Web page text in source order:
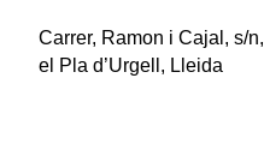
Carrer, Ramon i Cajal, s/
el Pla d’Urgell, Lleida